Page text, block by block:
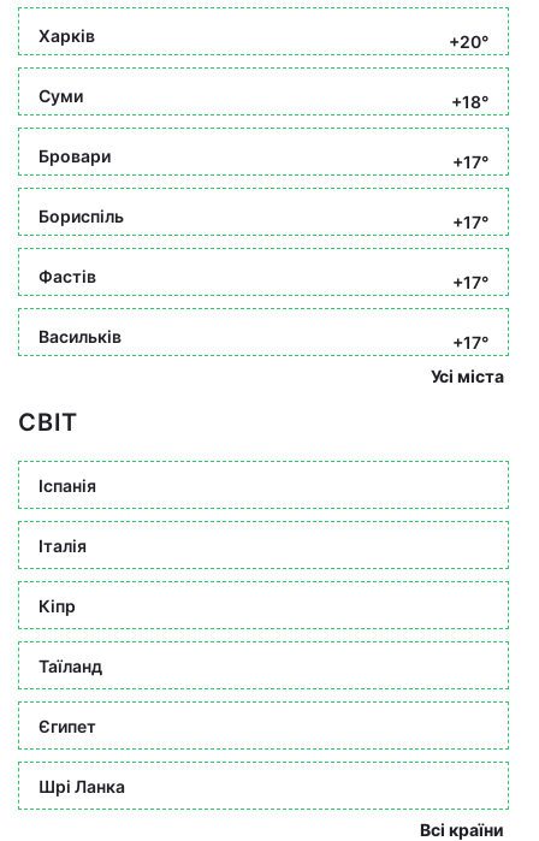
Харків +20°
Суми +18°
Бровари +17°
Бориспіль +17°
Фастів +17°
Васильків
+17°
Усі міста
СВІТ
Іспанія
Італія
Кіпр
Таїланд
Єгипет
Шрі Ланка
Всі країни